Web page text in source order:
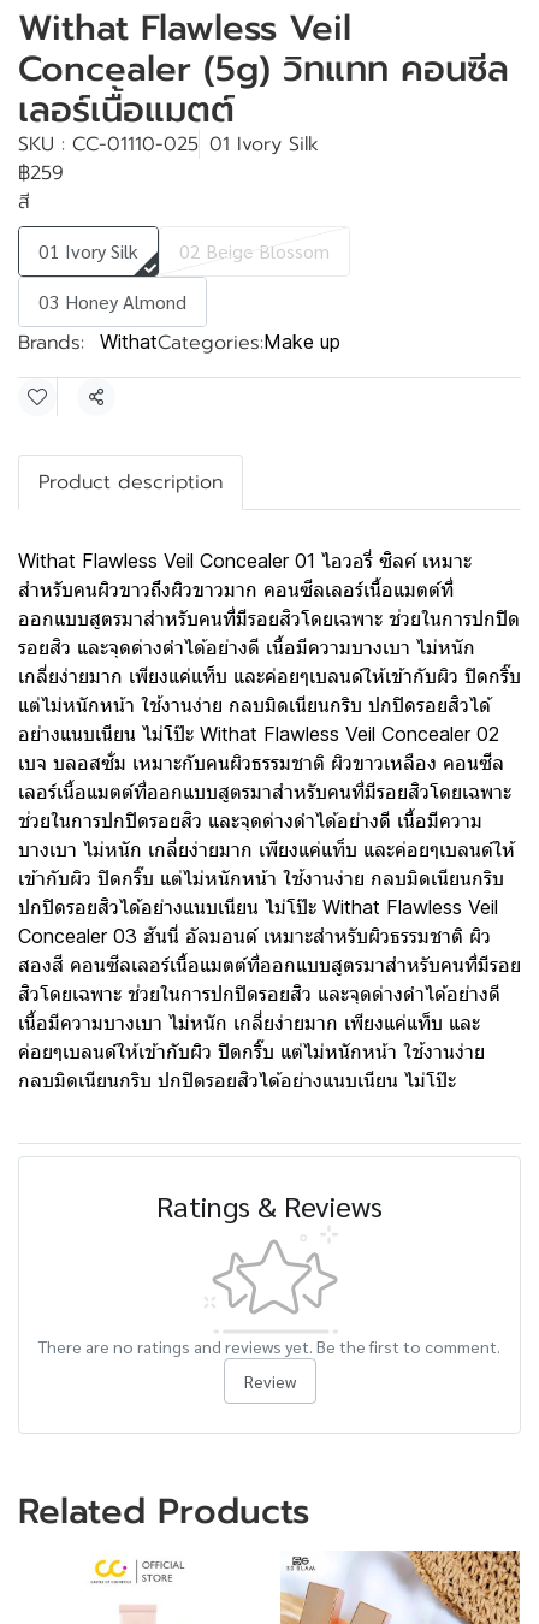
Withat Flawless Veil
Concealer (5g) วิทแทท คอนซีล
เลอร์เนื้อแมตต์
SKU : CC-01110-025 01 Ivory Silk
฿259
สี
01 Ivory Silk
02 Beige Blossom
03 Honey Almond
Brands: WithatCategories:Make up
Share
Product description
Withat Flawless Veil Concealer 01 ไอวอรี่ ซิลค์ เหมาะ
สำหรับคนผิวขาวถึงผิวขาวมาก คอนซีลเลอร์เนื้อแมตต์ที่
ออกแบบสูตรมาสำหรับคนที่มีรอยสิวโดยเฉพาะ ช่วยในการปกปิด
รอยสิว และจุดด่างดำได้อย่างดี เนื้อมีความบางเบา ไม่หนัก
เกลี่ยง่ายมาก เพียงแค่แท็บ และค่อยๆเบลนด์ให้เข้ากับผิว ปิดกริ๊บ
แต่ไม่หนักหน้า ใช้งานง่าย กลบมิดเนียนกริบ ปกปิดรอยสิวได้
อย่างแนบเนียน ไม่โป๊ะ Withat Flawless Veil Concealer 02
เบจ บลอสซั่ม เหมาะกับคนผิวธรรมชาติ ผิวขาวเหลือง คอนซีล
เลอร์เนื้อแมตต์ที่ออกแบบสูตรมาสำหรับคนที่มีรอยสิวโดยเฉพาะ
ช่วยในการปกปิดรอยสิว และจุดด่างดำได้อย่างดี เนื้อมีความ
บางเบา ไม่หนัก เกลี่ยง่ายมาก เพียงแค่แท็บ และค่อยๆเบลนด์ให้
เข้ากับผิว ปิดกริ๊บ แต่ไม่หนักหน้า ใช้งานง่าย กลบมิดเนียนกริบ
ปกปิดรอยสิวได้อย่างแนบเนียน ไม่โป๊ะ Withat Flawless Veil
Concealer 03 ฮันนี่ อัลมอนด์ เหมาะสำหรับผิวธรรมชาติ ผิว
สองสี คอนซีลเลอร์เนื้อแมตต์ที่ออกแบบสูตรมาสำหรับคนที่มีรอย
สิวโดยเฉพาะ ช่วยในการปกปิดรอยสิว และจุดด่างดำได้อย่างดี
เนื้อมีความบางเบา ไม่หนัก เกลี่ยง่ายมาก เพียงแค่แท็บ และ
ค่อยๆเบลนด์ให้เข้ากับผิว ปิดกริ๊บ แต่ไม่หนักหน้า ใช้งานง่าย
กลบมิดเนียนกริบ ปกปิดรอยสิวได้อย่างแนบเนียน ไม่โป๊ะ
Ratings & Reviews
There are no ratings and reviews yet. Be the first to comment.
Review
Related Products